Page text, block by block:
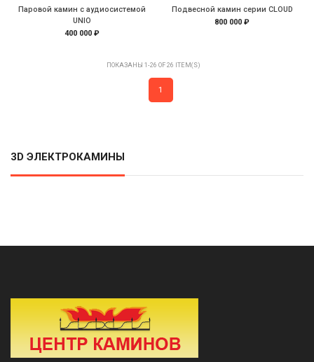
3D ЭЛЕКТРОКАМИНЫ
Паровой камин с аудиосистемой
UNIO
400 000 ₽
Подвесной камин серии CLOUD
800 000 ₽
ПОКАЗАНЫ 1-26 OF 26 ITEM(S)
1